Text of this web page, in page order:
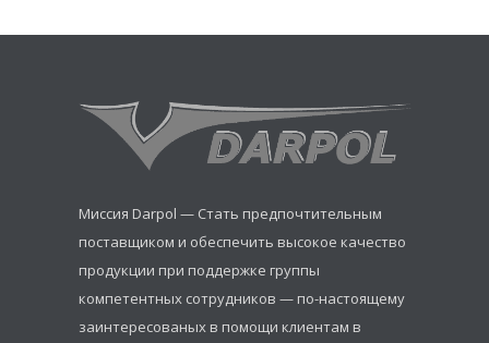
Миссия Darpol — Стать предпочтительным
поставщиком и обеспечить высокое качество
продукции при поддержке группы
компетентных сотрудников — по-настоящему
заинтересованых в помощи клиентам в